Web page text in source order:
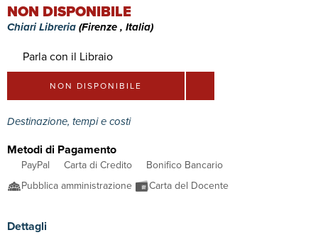
NON DISPONIBILE
Chiari Libreria(Firenze , Italia)
Parla con il Libraio
NON DISPONIBILE
Destinazione, tempi e costi
Metodi di Pagamento
PayPal Carta di Credito
Bonifico Bancario
Pubblica amministrazione
Carta del Docente
Dettagli